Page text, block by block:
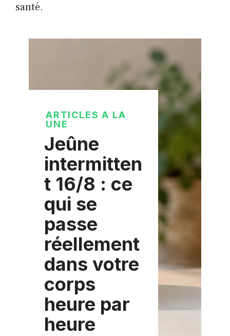
santé.
ARTICLES A LA
UNE
Jeûne
intermitten
t 16/8 : ce
qui se
passe
réellement
dans votre
corps
heure par
heure